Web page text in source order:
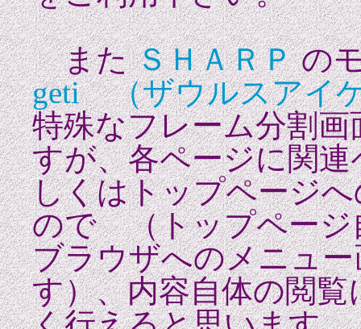
またＳＨＡＲＰの
geti （ザウルスアイ
特殊なフレーム分割
すが、各ページに関
しくはトップページ
ので （トップページ
ブラウザへのメニュ
す）、内容自体の閲